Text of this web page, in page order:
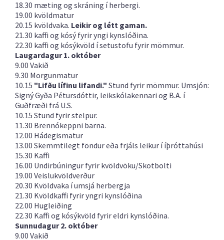
18.30 mæting og skráning í herbergi.
19.00 kvöldmatur
20.15 kvöldvaka. Leikir og létt gaman.
21.30 kaffi og kósý fyrir yngi kynslóðina.
22.30 kaffi og kósýkvöld í setustofu fyrir mömmur.
Laugardagur 1. október
9.00 Vakið
9.30 Morgunmatur
10.15 "Lifðu lífinu lifandi." Stund fyrir mömmur. Umsjón:
Signý Gyða Pétursdóttir, leikskólakennari og B.A. í
Guðfræði frá U.S.
10.15 Stund fyrir stelpur.
11.30 Brennókeppni barna.
12.00 Hádegismatur
13.00 Skemmtilegt föndur eða frjáls leikur í íþróttahúsi
15.30 Kaffi
16.00 Undirbúningur fyrir kvöldvöku/Skotbolti
19.00 Veislukvöldverður
20.30 Kvöldvaka í umsjá herbergja
21.30 Kvöldkaffi fyrir yngri kynslóðina
22.00 Hugleiðing
22.30 Kaffi og kósýkvöld fyrir eldri kynslóðina.
Sunnudagur 2. október
9.00 Vakið